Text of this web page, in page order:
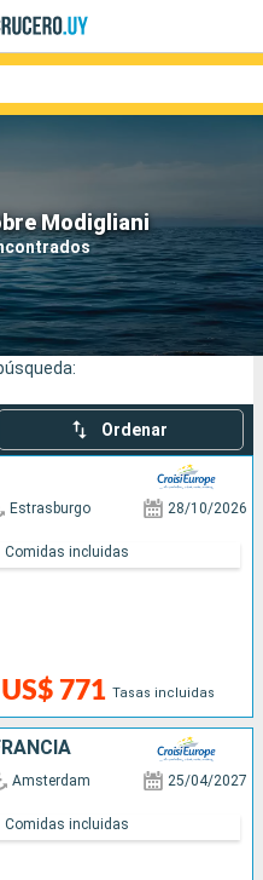
Modigliani
Compañías
Ordenar
Estrasburgo 28/10/2026
US$ 771 Tasas incluidas
Comidas incluidas
Amsterdam 25/04/2027
Comidas incluidas